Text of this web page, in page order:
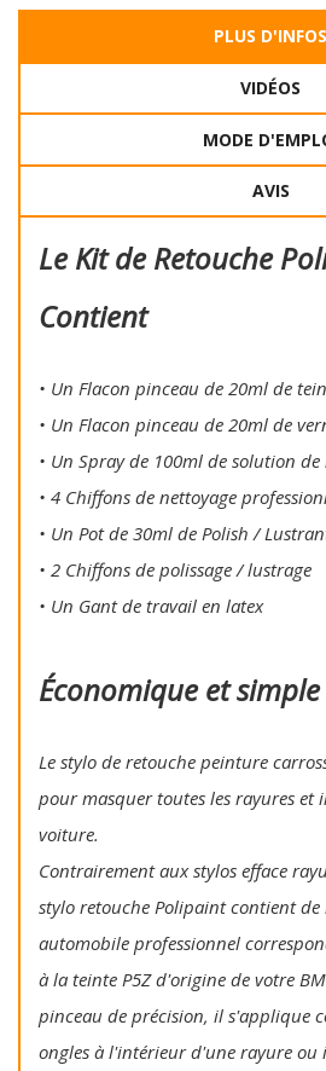
PLUS D'INFOS
VIDÉOS
MODE
AVIS
Le Kit de Retouche
Contient
• Un Flacon pinceau de 20ml de
• Un Flacon pinceau de 20ml de
• Un Spray de 100ml de solution de
• 4 Chiffons de nettoyage
• Un Pot de 30ml de Polish /
• 2 Chiffons de polissage / lustrage
• Un Gant de travail en latex
Économique et
Le stylo de retouche peinture
pour masquer toutes les rayures et
voiture.
Contrairement aux stylos efface
stylo retouche Polipaint contient
automobile professionnel
à la teinte P5Z d'origine de votre
pinceau de précision, il s'applique
ongles à l'intérieur d'une rayure ou